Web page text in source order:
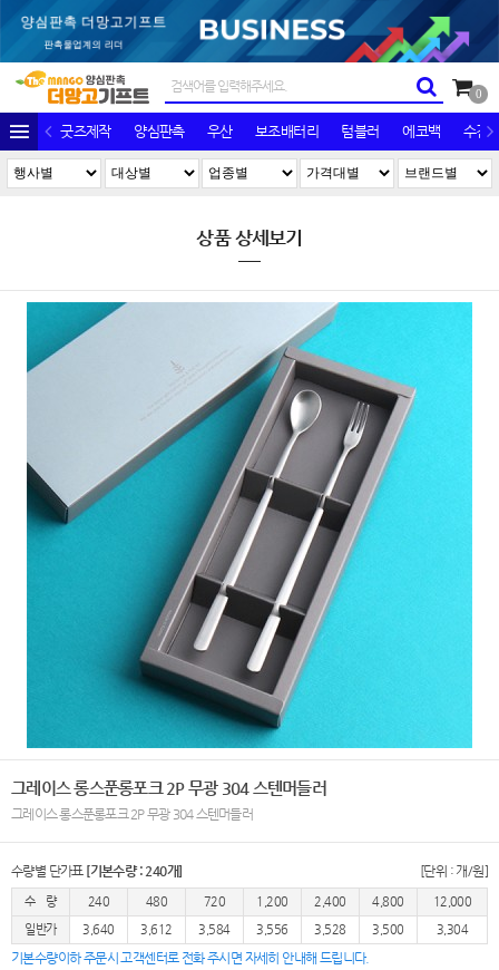
0
굿즈제작 양심판촉 우산 보조배터리 텀블러 에코백 수건/
상품 상세보기
그레이스 롱스푼롱포크 2P 무광 304 스텐머들러
그레이스 롱스푼롱포크 2P 무광 304 스텐머들러
수량별 단가표 [기본수량 : 240개] [단위 : 개/원]
수 량 240 480 720 1,200 2,400 4,800
12,000
일반가
3,640 3,612 3,584 3,556 3,528 3,500 3,304
기본수량이하 주문시 고객센터로 전화 주시면 자세히 안내해 드립니다.